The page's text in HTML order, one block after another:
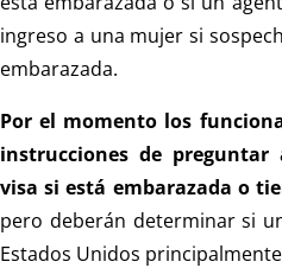
ingreso a una mujer si
embarazada.
Por el momento los
instrucciones de
visa si está embarazada o
pero deberán determinar si
Estados Unidos